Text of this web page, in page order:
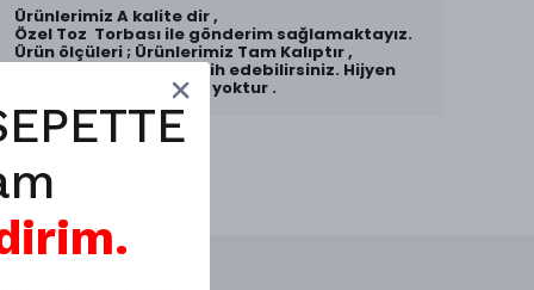
Ürünlerimiz A kalite dir ,
Özel Toz Torbası ile gönderim sağlamaktayız.
Ürün ölçüleri ; Ürünlerimiz Tam Kalıptır ,
Kendi Numaranızı Tercih edebilirsiniz. Hijyen
gereği iade ve değişim yoktur .